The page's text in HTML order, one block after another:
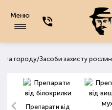
Меню
та городу/Засоби захисту рослин
Препарати від